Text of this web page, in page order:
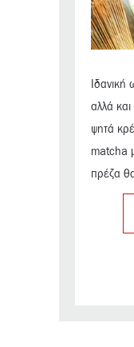
αλλά
ψητά
matcha
πρέζα